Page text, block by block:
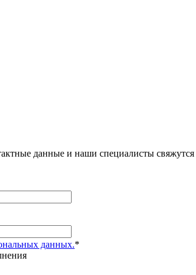
данные и наши специалисты
данных.*